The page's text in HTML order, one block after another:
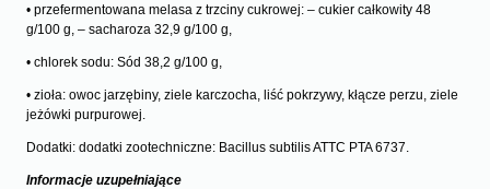
• przefermentowana melasa z trzciny cukrowej: – cukier całkowity 48
g/100 g, – sacharoza 32,9 g/100 g,
• chlorek sodu: Sód 38,2 g/100 g,
• zioła: owoc jarzębiny, ziele karczocha, liść pokrzywy, kłącze perzu, ziele
jeżówki purpurowej.
Dodatki: dodatki zootechniczne: Bacillus subtilis ATTC PTA 6737.
Informacje uzupełniające